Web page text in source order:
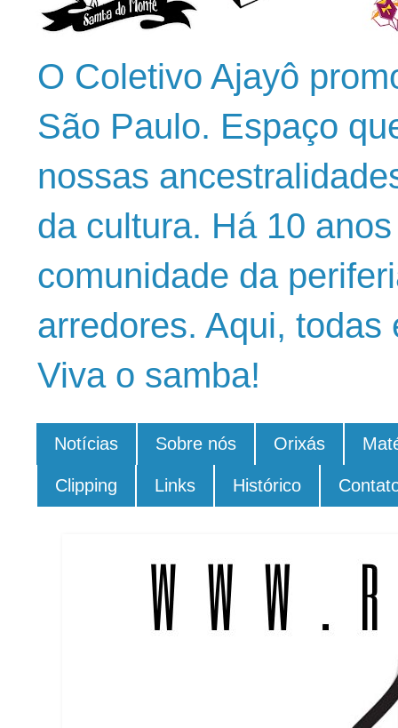
O Coletivo Ajayô
São Paulo. Espaço
nossas
da cultura. Há 10
comunidade da
arredores. Aqui,
Viva o samba!
Notícias Sobre nós Orixás
Clipping Links Histórico